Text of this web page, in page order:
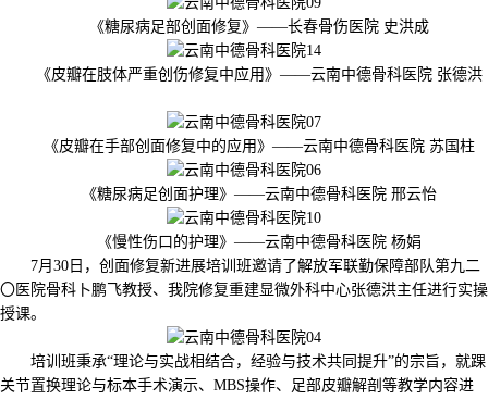
《糖尿病足部创面修复》——长春骨伤医院 史洪成
《皮瓣在肢体严重创伤修复中应用》——云南中德骨科医院 张德洪
《皮瓣在手部创面修复中的应用》——云南中德骨科医院 苏国柱
《糖尿病足创面护理》——云南中德骨科医院 邢云怡
《慢性伤口的护理》——云南中德骨科医院 杨娟
7月30日，创面修复新进展培训班邀请了解放军联勤保障部队第九二
〇医院骨科卜鹏飞教授、我院修复重建显微外科中心张德洪主任进行实操
授课。
培训班秉承“理论与实战相结合，经验与技术共同提升”的宗旨，就踝
关节置换理论与标本手术演示、MBS操作、足部皮瓣解剖等教学内容进